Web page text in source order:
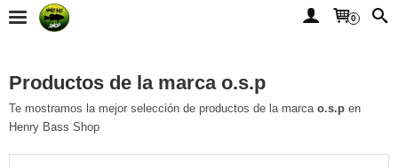
0
Productos de la marca o.s.p
Te mostramos la mejor selección de productos de la marca o.s.p en
Henry Bass Shop